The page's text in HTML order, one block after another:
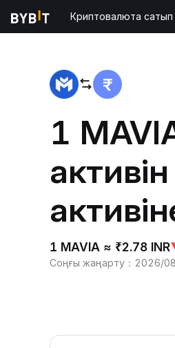
Криптовалюта
1
1 MAVIA ≈ ₹2.78 INR
Соңғы жаңарту ： 2026/